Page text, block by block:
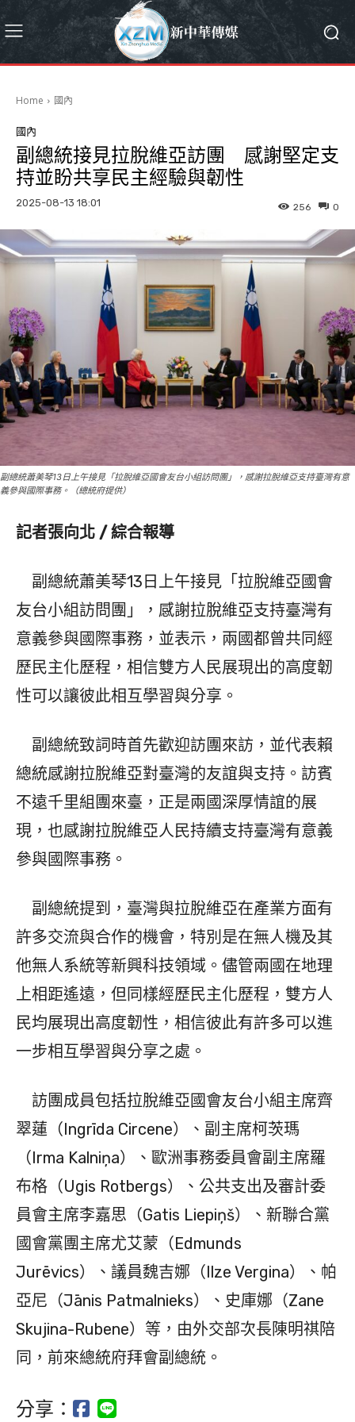
Home 國內
國內
副總統接見拉脫維亞訪團 感謝堅定支
持並盼共享民主經驗與韌性
2025-08-13 18:01 0
256
副總統蕭美琴13日上午接見「拉脫維亞國會友台小組訪問團」，感謝拉脫維亞支持臺灣有意
義參與國際事務。（總統府提供）
記者張向北 / 綜合報導
副總統蕭美琴13日上午接見「拉脫維亞國會
友台小組訪問團」，感謝拉脫維亞支持臺灣有
意義參與國際事務，並表示，兩國都曾共同經
歷民主化歷程，相信雙方人民展現出的高度韌
性可以讓彼此相互學習與分享。
副總統致詞時首先歡迎訪團來訪，並代表賴
總統感謝拉脫維亞對臺灣的友誼與支持。訪賓
不遠千里組團來臺，正是兩國深厚情誼的展
現，也感謝拉脫維亞人民持續支持臺灣有意義
參與國際事務。
副總統提到，臺灣與拉脫維亞在產業方面有
許多交流與合作的機會，特別是在無人機及其
他無人系統等新興科技領域。儘管兩國在地理
上相距遙遠，但同樣經歷民主化歷程，雙方人
民均展現出高度韌性，相信彼此有許多可以進
一步相互學習與分享之處。
訪團成員包括拉脫維亞國會友台小組主席齊
翠蓮（Ingrīda Circene）、副主席柯茨瑪
（Irma Kalniņa）、歐洲事務委員會副主席羅
布格（Ugis Rotbergs）、公共支出及審計委
員會主席李嘉思（Gatis Liepiņš）、新聯合黨
國會黨團主席尤艾蒙（Edmunds
Jurēvics）、議員魏吉娜（Ilze Vergina）、帕
亞尼（Jānis Patmalnieks）、史庫娜（Zane
Skujina-Rubene）等，由外交部次長陳明祺陪
同，前來總統府拜會副總統。
分享：